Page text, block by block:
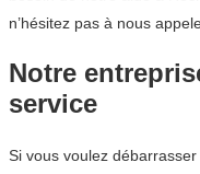
n’hésitez pas à nous
Notre
service
Si vous voulez